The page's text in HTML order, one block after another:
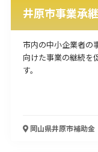
環境・省エネ
テ
井原市事業承
市内の中小企業者の
向けた事業の継続を
す。
岡山県井原市補助金